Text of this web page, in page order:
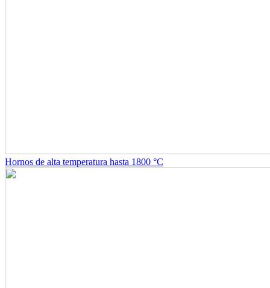
Hornos de alta temperatura hasta 1800 °C